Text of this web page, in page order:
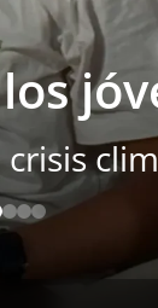
23
a
la crisis
&
forestal